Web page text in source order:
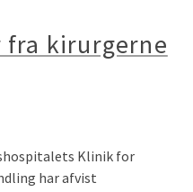
kirurgerne
Klinik for
har afvist